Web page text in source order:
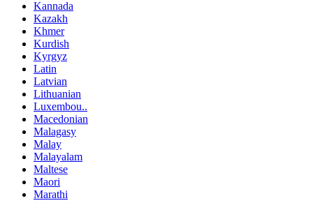
Kannada
Kazakh
Khmer
Kurdish
Kyrgyz
Latin
Latvian
Lithuanian
Luxembou..
Macedonian
Malagasy
Malay
Malayalam
Maltese
Maori
Marathi